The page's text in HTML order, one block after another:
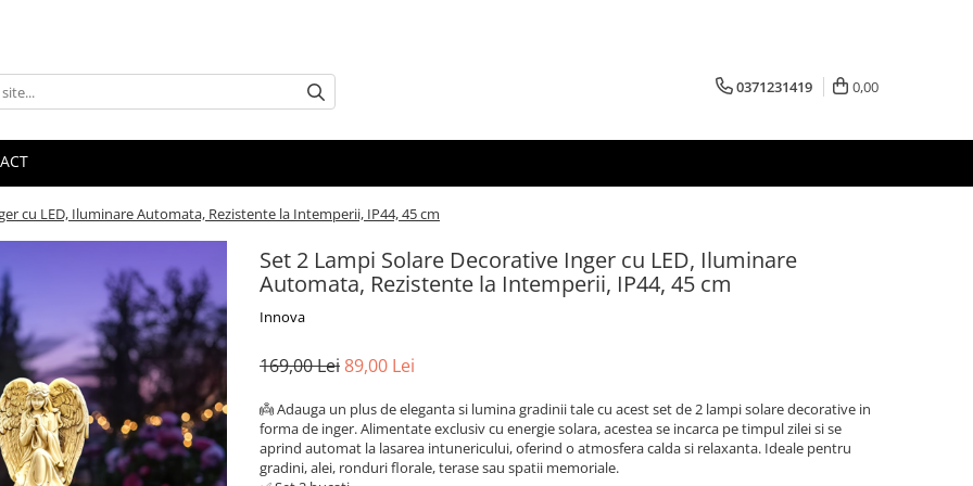
0371231419 0,00
cu LED, Iluminare Automata, Rezistente la Intemperii, IP44, 45 cm
Set 2 Lampi Solare Decorative Inger cu LED, Iluminare
Automata, Rezistente la Intemperii, IP44, 45 cm
Innova
169,00 Lei89,00 Lei
👼 Adauga un plus de eleganta si lumina gradinii tale cu acest set de 2 lampi solare decorative in
forma de inger. Alimentate exclusiv cu energie solara, acestea se incarca pe timpul zilei si se
aprind automat la lasarea intunericului, oferind o atmosfera calda si relaxanta. Ideale pentru
gradini, alei, ronduri florale, terase sau spatii memoriale.